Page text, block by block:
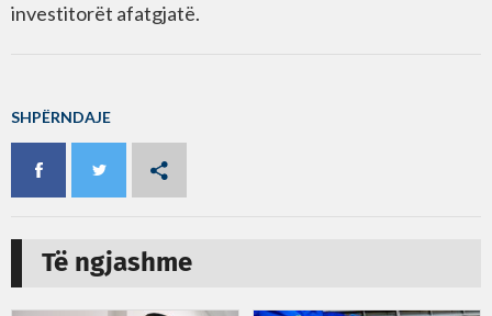
investitorët afatgjatë.
SHPËRNDAJE
Të ngjashme